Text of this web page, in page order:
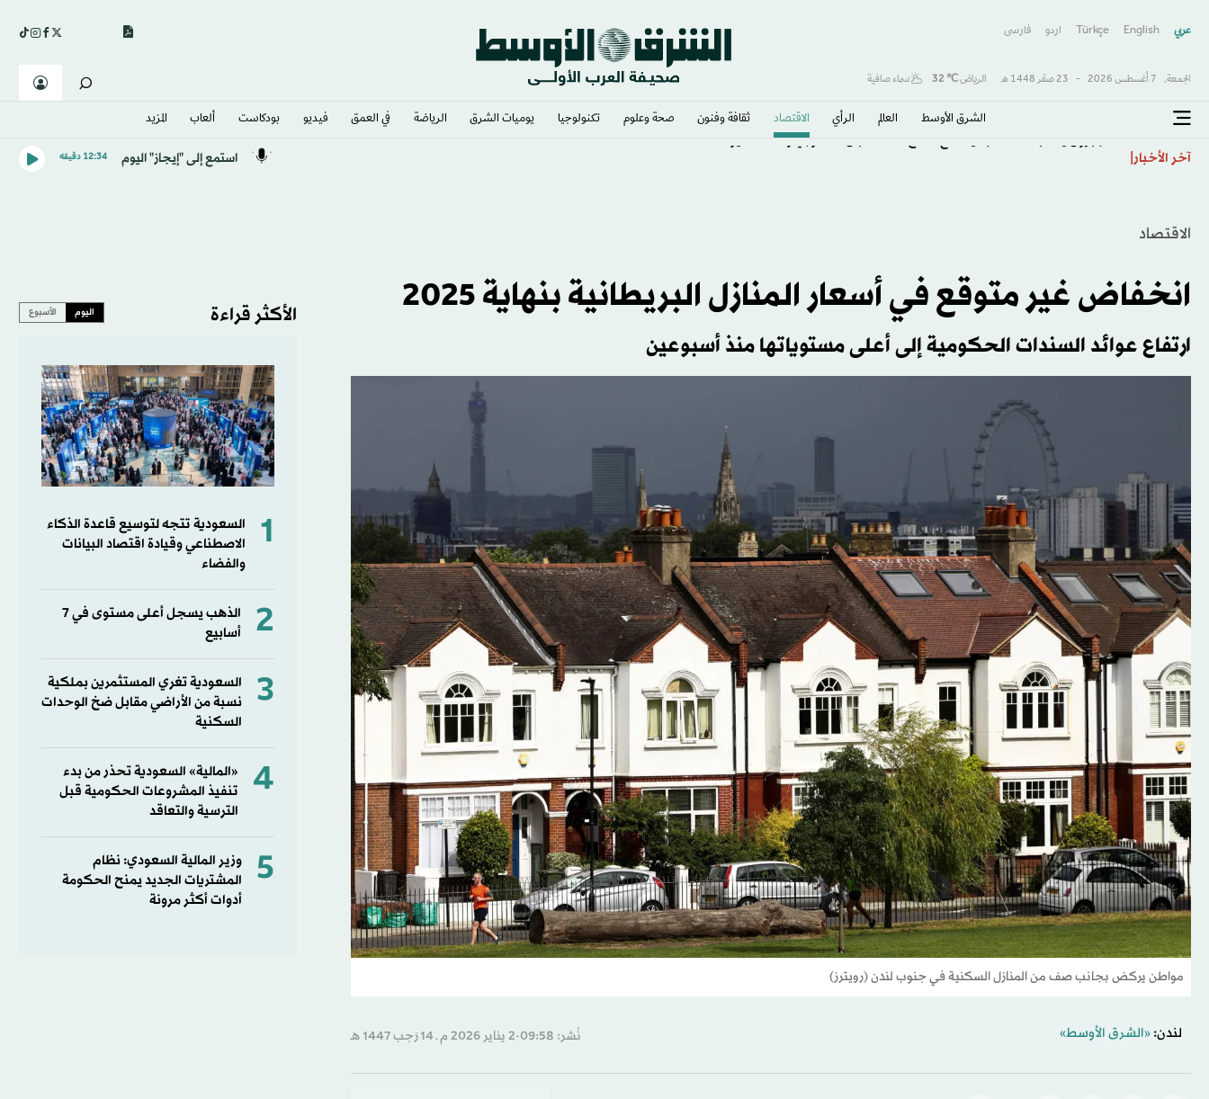
عربي English
Türkçe اردو فارسى
الجمعة, 7 أغسطس 2026 - 23 صفَر 1448 هـ الرياض℃
32 سماء صافية
الشرق الأوسط​ العالم الرأي الاقتصاد ثقافة وفنون صحة وعلوم تكنولوجيا يوميات الشرق​ الرياضة في العمق فيديو بودكاست ألعاب المزيد
آخر الأخبار استمع إلى "إيجاز" اليوم 12:34 دقيقه
الاقتصاد
انخفاض غير متوقع في أسعار المنازل البريطانية بنهاية 2025
ارتفاع عوائد السندات الحكومية إلى أعلى مستوياتها منذ أسبوعين
مواطن يركض بجانب صف من المنازل السكنية في جنوب لندن (رويترز)
لندن: «الشرق الأوسط» نُشر: 09:58-2 يناير 2026 م ـ 14 رَجب 1447 هـ
الأكثر قراءة اليوم الأسبوع
1
السعودية تتجه لتوسيع قاعدة الذكاء
الاصطناعي وقيادة اقتصاد البيانات
والفضاء
2
الذهب يسجل أعلى مستوى في 7
أسابيع
3
السعودية تغري المستثمرين بملكية
نسبة من الأراضي مقابل ضخ الوحدات
السكنية
4
«المالية» السعودية تحذر من بدء
تنفيذ المشروعات الحكومية قبل
الترسية والتعاقد
5
وزير المالية السعودي: نظام
المشتريات الجديد يمنح الحكومة
أدوات أكثر مرونة